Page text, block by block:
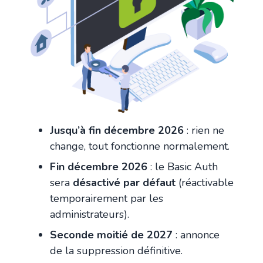
Jusqu’à fin décembre 2026 : rien ne
change, tout fonctionne normalement.
Fin décembre 2026 : le Basic Auth
sera désactivé par défaut (réactivable
temporairement par les
administrateurs).
Seconde moitié de 2027 : annonce
de la suppression définitive.